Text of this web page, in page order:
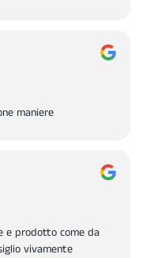
maniere
e prodotto come da
vivamente